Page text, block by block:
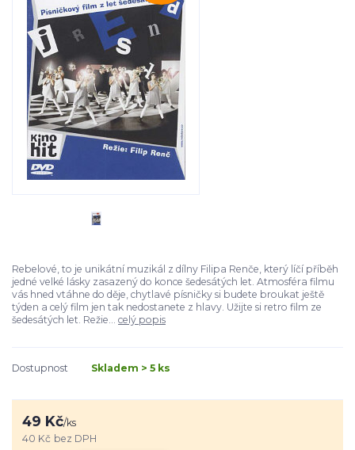
Rebelové, to je unikátní muzikál z dílny Filipa Renče, který líčí příběh
jedné velké lásky zasazený do konce šedesátých let. Atmosféra filmu
vás hned vtáhne do děje, chytlavé písničky si budete broukat ještě
týden a celý film jen tak nedostanete z hlavy. Užijte si retro film ze
šedesátých let. Režie... celý popis
Dostupnost Skladem > 5 ks
49 Kč/ks
40 Kč bez DPH